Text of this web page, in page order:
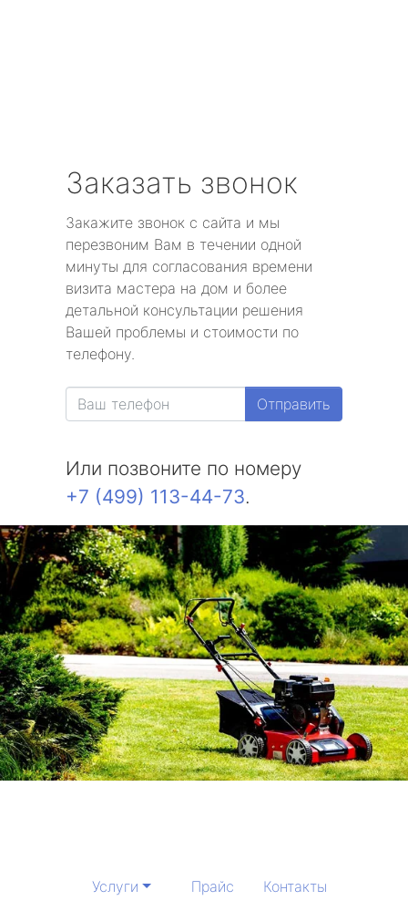
Заказать звонок
Закажите звонок с сайта и мы
перезвоним Вам в течении одной
минуты для согласования времени
визита мастера на дом и более
детальной консультации решения
Вашей проблемы и стоимости по
телефону.
Отправить
Или позвоните по номеру
+7 (499) 113-44-73.
Услуги Прайс Контакты